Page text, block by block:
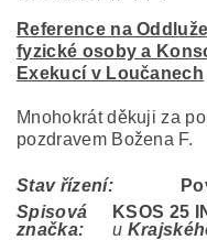
Reference na
fyzické osoby a
Exekucí v Loučanech
Mnohokrát děkuji za
pozdravem Božena F.
Stav řízení:
Spisová
značka:
KSOS 25
u